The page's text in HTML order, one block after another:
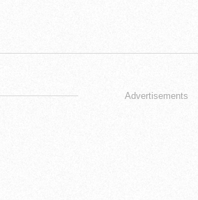
Advertisements